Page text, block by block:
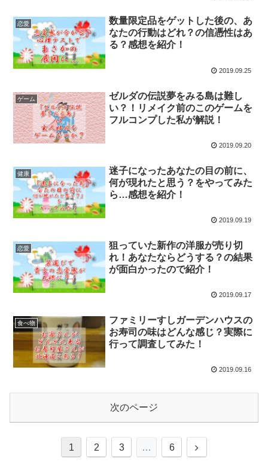
恋愛
数量限定品をゲットした後の、あ
なたの行動はどれ？の信憑性はあ
る？感想を紹介！
2019.09.25
ゲーム
ゼルダの伝説夢をみる島は難し
い？！リメイク前のこのゲームを
フルコンプした私が解説！
2019.09.20
健康
迷子になったあなたの目の前に、
何が現れたと思う？をやってみた
ら…感想を紹介！
2019.09.19
恋愛
狙っていた新作の洋服が売り切
れ！あなたならどうする？の結果
が面白かったので紹介！
2019.09.17
食べ物
ファミリーすしガーデンハウスの
お寿司の味はどんな感じ？実際に
行って調査してみた！
2019.09.16
次のページ
1 2 3 … 6